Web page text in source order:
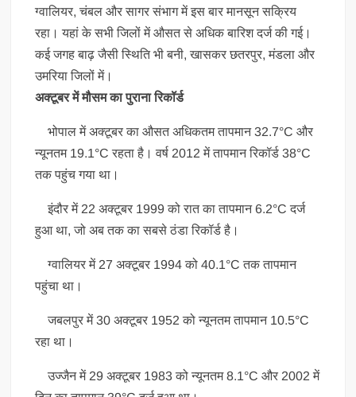
ग्वालियर, चंबल और सागर संभाग में इस बार मानसून सक्रिय
रहा। यहां के सभी जिलों में औसत से अधिक बारिश दर्ज की गई।
कई जगह बाढ़ जैसी स्थिति भी बनी, खासकर छतरपुर, मंडला और
उमरिया जिलों में।
अक्टूबर में मौसम का पुराना रिकॉर्ड
भोपाल में अक्टूबर का औसत अधिकतम तापमान 32.7°C और
न्यूनतम 19.1°C रहता है। वर्ष 2012 में तापमान रिकॉर्ड 38°C
तक पहुंच गया था।
इंदौर में 22 अक्टूबर 1999 को रात का तापमान 6.2°C दर्ज
हुआ था, जो अब तक का सबसे ठंडा रिकॉर्ड है।
ग्वालियर में 27 अक्टूबर 1994 को 40.1°C तक तापमान
पहुंचा था।
जबलपुर में 30 अक्टूबर 1952 को न्यूनतम तापमान 10.5°C
रहा था।
उज्जैन में 29 अक्टूबर 1983 को न्यूनतम 8.1°C और 2002 में